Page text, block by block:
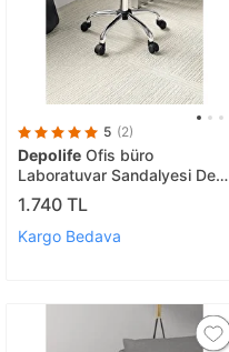
5 (2)
Depolife Ofis büro
Laboratuvar Sandalyesi Ders
Çalışma Koltuğu 360 Derece
Döner yükseklik ayarı Siyah
1.740 TL
Kargo Bedava